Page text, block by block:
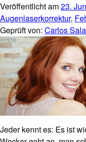
Veröffentlicht am23.
Augenlaserkorrektur,
Geprüft von: Carlos
Jeder kennt es: Es ist